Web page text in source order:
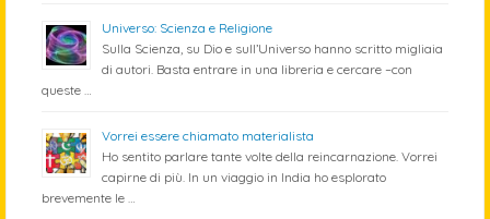
Universo: Scienza e Religione
Sulla Scienza, su Dio e sull’Universo hanno scritto migliaia
di autori. Basta entrare in una libreria e cercare –con
queste …
Vorrei essere chiamato materialista
Ho sentito parlare tante volte della reincarnazione. Vorrei
capirne di più. In un viaggio in India ho esplorato
brevemente le …